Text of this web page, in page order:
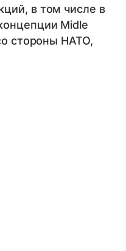
в том числе в
Midle
стороны НАТО,